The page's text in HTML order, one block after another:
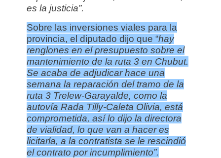
es la justicia”.
Sobre las inversiones viales para la
provincia, el diputado dijo que “hay
renglones en el presupuesto sobre el
mantenimiento de la ruta 3 en Chubut.
Se acaba de adjudicar hace una
semana la reparación del tramo de la
ruta 3 Trelew-Garayalde, como la
autovía Rada Tilly-Caleta Olivia, está
comprometida, así lo dijo la directora
de vialidad, lo que van a hacer es
licitarla, a la contratista se le rescindió
el contrato por incumplimiento”.